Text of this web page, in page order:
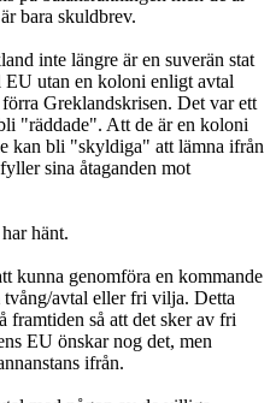
bara skuldbrev.
inte längre är en suverän stat
EU utan en koloni enligt avtal
Greklandskrisen. Det var ett
"räddade". Att de är en koloni
kan bli "skyldiga" att lämna ifrån
sina åtaganden mot
hänt.
kunna genomföra en kommande
avtal eller fri vilja. Detta
framtiden så att det sker av fri
EU önskar nog det, men
ifrån.